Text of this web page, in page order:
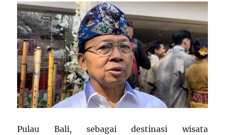
Pulau Bali, sebagai destinasi wisata